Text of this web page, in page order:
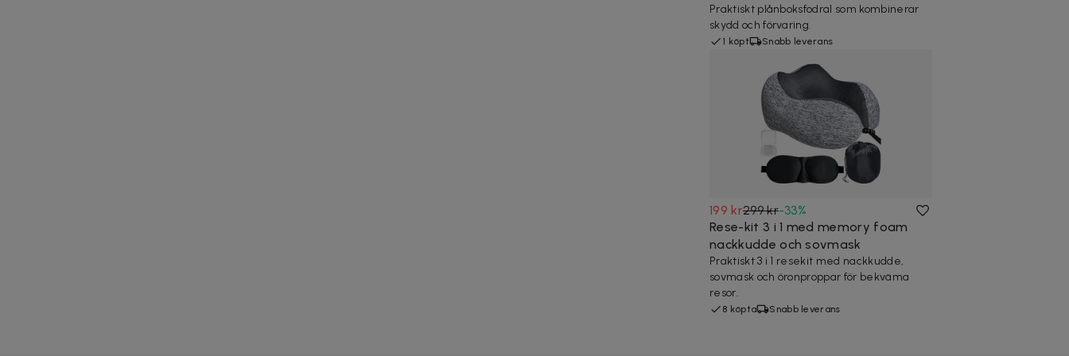
Praktiskt plånboksfodral som kombinerar
skydd och förvaring.
1 köpt Snabb leverans
199 kr299 kr-33%
Rese-kit 3 i 1 med memory foam
nackkudde och sovmask
Praktiskt 3 i 1 resekit med nackkudde,
sovmask och öronproppar för bekväma
resor.
8 köpta Snabb leverans